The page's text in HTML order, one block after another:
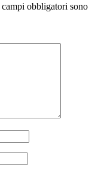
obbligatori sono